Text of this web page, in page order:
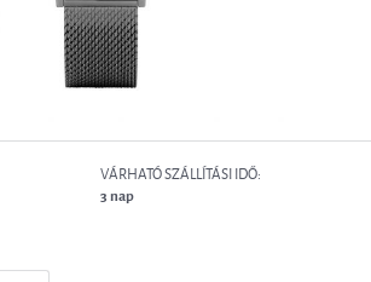
VÁRHATÓ SZÁLLÍTÁSI IDŐ:
3 nap